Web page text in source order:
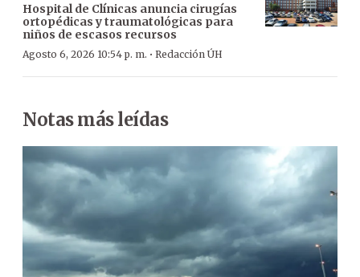
Hospital de Clínicas anuncia cirugías
ortopédicas y traumatológicas para
niños de escasos recursos
Agosto 6, 2026 10:54 p. m. · Redacción ÚH
Notas más leídas